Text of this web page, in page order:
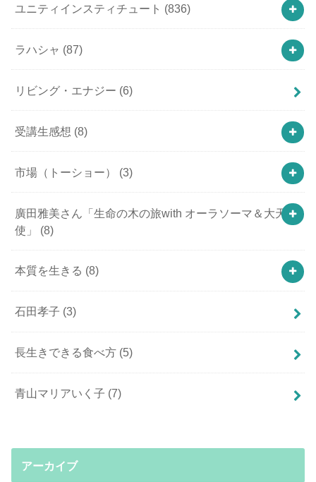
ユニティインスティチュート (836)
ラハシャ (87)
リビング・エナジー (6)
受講生感想 (8)
市場（トーショー） (3)
廣田雅美さん「生命の木の旅with オーラソーマ＆大天
使」 (8)
本質を生きる (8)
石田孝子 (3)
長生きできる食べ方 (5)
青山マリアいく子 (7)
アーカイブ